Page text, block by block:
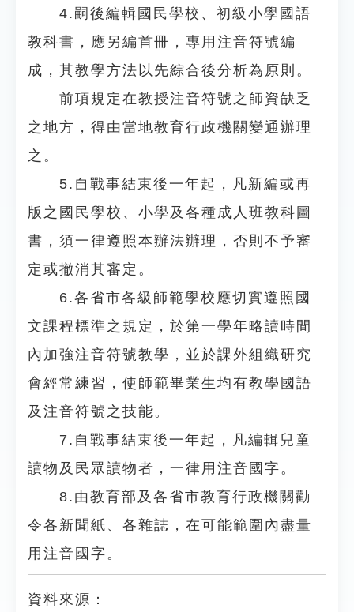
4.嗣後編輯國民學校、初級小學國語
教科書，應另編首冊，專用注音符號編
成，其教學方法以先綜合後分析為原則。
前項規定在教授注音符號之師資缺乏
之地方，得由當地教育行政機關變通辦理
之。
5.自戰事結束後一年起，凡新編或再
版之國民學校、小學及各種成人班教科圖
書，須一律遵照本辦法辦理，否則不予審
定或撤消其審定。
6.各省市各級師範學校應切實遵照國
文課程標準之規定，於第一學年略讀時間
內加強注音符號教學，並於課外組織研究
會經常練習，使師範畢業生均有教學國語
及注音符號之技能。
7.自戰事結束後一年起，凡編輯兒童
讀物及民眾讀物者，一律用注音國字。
8.由教育部及各省市教育行政機關勸
令各新聞紙、各雜誌，在可能範圍內盡量
用注音國字。
資料來源：